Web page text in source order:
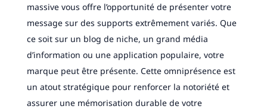
massive vous offre l’opportunité de présenter votre
message sur des supports extrêmement variés. Que
ce soit sur un blog de niche, un grand média
d’information ou une application populaire, votre
marque peut être présente. Cette omniprésence est
un atout stratégique pour renforcer la notoriété et
assurer une mémorisation durable de votre